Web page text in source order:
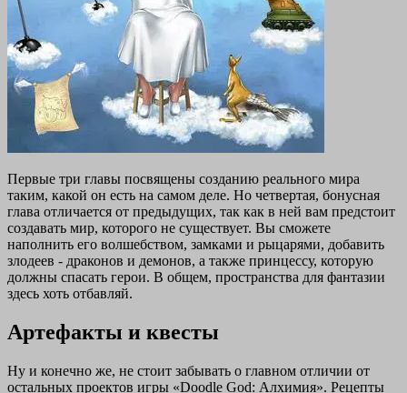
Первые три главы посвящены созданию реального мира
таким, какой он есть на самом деле. Но четвертая, бонусная
глава отличается от предыдущих, так как в ней вам предстоит
создавать мир, которого не существует. Вы сможете
наполнить его волшебством, замками и рыцарями, добавить
злодеев - драконов и демонов, а также принцессу, которую
должны спасать герои. В общем, пространства для фантазии
здесь хоть отбавляй.
Артефакты и квесты
Ну и конечно же, не стоит забывать о главном отличии от
остальных проектов игры «Doodle God: Алхимия». Рецепты